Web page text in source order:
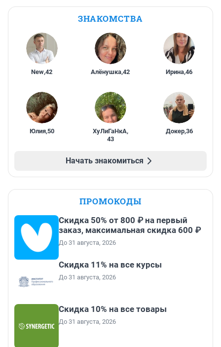
ЗНАКОМСТВА
New,42 Алёнушка,42 Ирина,46
Юлия,50 ХуЛиГаНкА,
43
Докер,36
Начать знакомиться
ПРОМОКОДЫ
Скидка 50% от 800 ₽ на первый
заказ, максимальная скидка 600 ₽
До 31 августа, 2026
Скидка 11% на все курсы
До 31 августа, 2026
Скидка 10% на все товары
До 31 августа, 2026